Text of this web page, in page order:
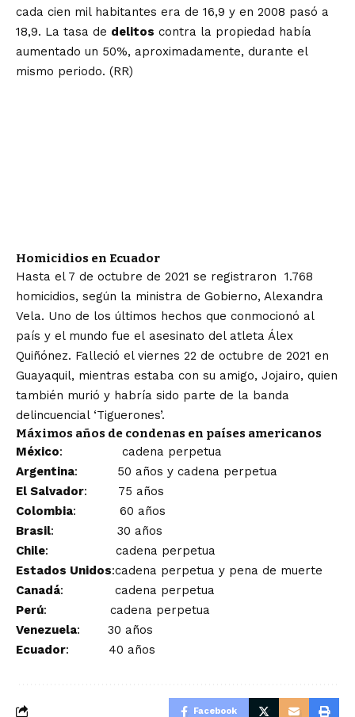
cada cien mil habitantes era de 16,9 y en 2008 pasó a
18,9. La tasa de delitos contra la propiedad había
aumentado un 50%, aproximadamente, durante el
mismo periodo. (RR)
Homicidios en Ecuador
Hasta el 7 de octubre de 2021 se registraron 1.768
homicidios, según la ministra de Gobierno, Alexandra
Vela. Uno de los últimos hechos que conmocionó al
país y el mundo fue el asesinato del atleta Álex
Quiñónez. Falleció el viernes 22 de octubre de 2021 en
Guayaquil, mientras estaba con su amigo, Jojairo, quien
también murió y habría sido parte de la banda
delincuencial ‘Tiguerones’.
Máximos años de condenas en países americanos
México: cadena perpetua
Argentina: 50 años y cadena perpetua
El Salvador: 75 años
Colombia: 60 años
Brasil: 30 años
Chile: cadena perpetua
Estados Unidos:cadena perpetua y pena de muerte
Canadá: cadena perpetua
Perú: cadena perpetua
Venezuela: 30 años
Ecuador: 40 años
Facebook